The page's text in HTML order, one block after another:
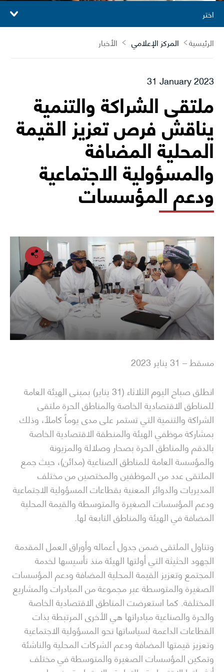
اختر
الرئيسية
المركز الإعلامي الأخبار
31 January 2023
ملتقى الشراكة والتنمية
يناقش فرص تعزيز القيمة
المحلية المضافة
والمسؤولية الاجتماعية
ودعم المؤسسات
مسقط – 31 يناير 2023
انطلق صباح اليوم الثلاثاء (31 يناير) بمبنى الهيئة العامة
للمناطق الاقتصادية الخاصة والمناطق الحرة ملتقى
الشراكة والتنمية التي تستمر على مدى يوماً كاملاً، وذلك
بمشاركة موظفي الهيئة والمنطقة الاقتصادية الخاصة
بالدقم والمناطق الحرة بصحار وصلالة والمزيونة
والمؤسسة العامة للمناطق الصناعية (مدائن)، حيث جمع
الملتقى عدد من الموظفين والمختصين من مختلف
المديريات والدوائر المعنية بقطاعات المسؤولية الاجتماعية
ودعم المؤسسات الصغيرة والمتوسطة والقيمة المحلية
المضافة في الهيئة والمناطق التابعة لها.
وتناول الملتقى ضمن جدول أعماله وأوراق العمل المقدمة
الجهود الحثيثة التي أولتها الهيئة منذ تأسيسها لخدمة
المجتمع وتعزيز القيمة المحلية المضافة ودعم المؤسسات
الصغيرة والمتوسطة عبر مجموعة من المبادرات والمشاريع
المختلفة. كما استعرضت المناطق الاقتصادية الخاصة
والحرة والصناعية مبادراتها هي الأخرى المرتبطة بذات
القطاعات الداعمة لسياساتها نحو المسؤولية الاجتماعية
وتعزيز قيمتها المضافة ودعم الشركات المحلية والناشئة
وتمكين المؤسسات الصغيرة والمتوسطة في مختلف